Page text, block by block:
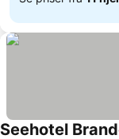
Seehotel